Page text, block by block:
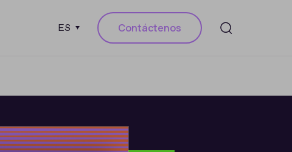
ES Contáctenos